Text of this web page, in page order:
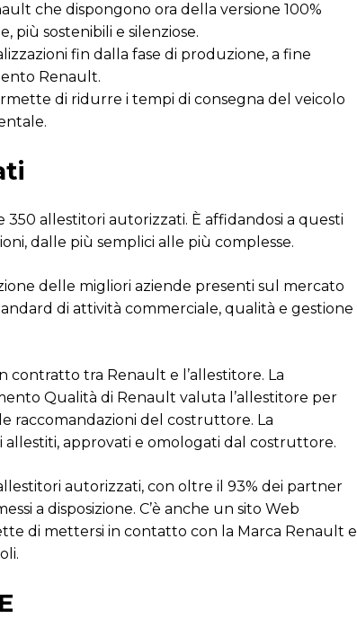
che dispongono ora della versione 100%
sostenibili e silenziose.
fin dalla fase di produzione, a fine
Renault.
di ridurre i tempi di consegna del veicolo
allestitori autorizzati. È affidandosi a questi
dalle più semplici alle più complesse.
delle migliori aziende presenti sul mercato
di attività commerciale, qualità e gestione
contratto tra Renault e l’allestitore. La
Qualità di Renault valuta l’allestitore per
raccomandazioni del costruttore. La
approvati e omologati dal costruttore.
autorizzati, con oltre il 93% dei partner
a disposizione. C’è anche un sito Web
di mettersi in contatto con la Marca Renault e